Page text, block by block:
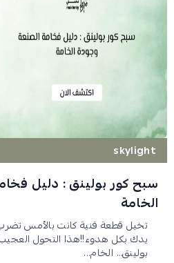
skylight
سبح كور بولينق : دليل
الخامة
تخيل قطعة فنية كانت بالأمس
يدك بكل هدوء!!هذا التحول
بولينق… الخام...